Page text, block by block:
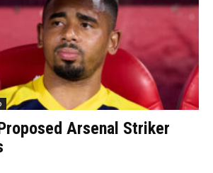
Arsenal Striker